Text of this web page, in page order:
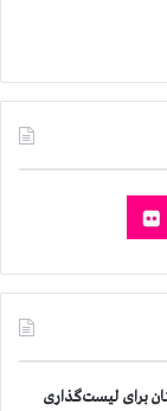
برای لیست‌گذاری